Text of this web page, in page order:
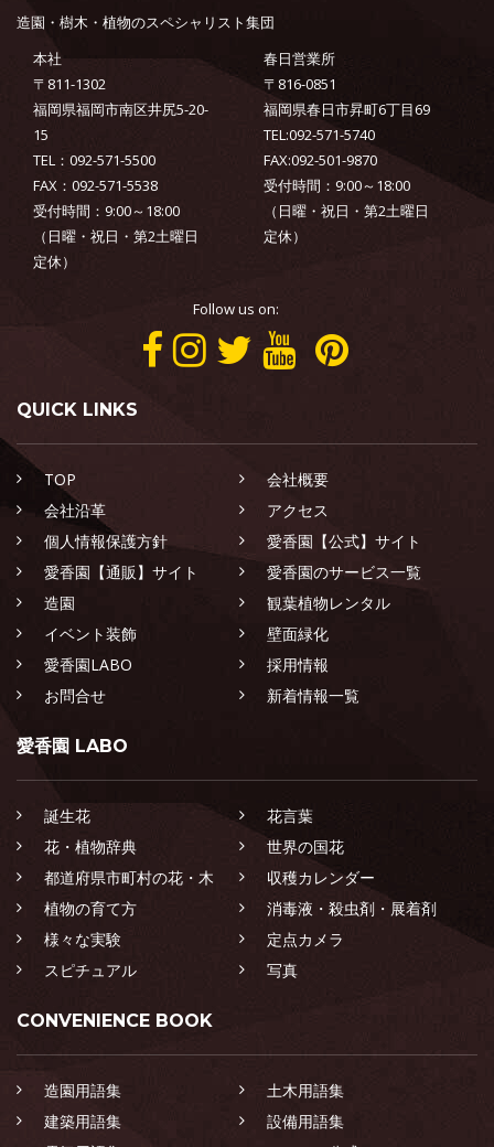
造園・樹木・植物のスペシャリスト集団
本社
〒811-1302
福岡県福岡市南区井尻5-20-
15
TEL：092-571-5500
FAX：092-571-5538
受付時間：9:00～18:00
（日曜・祝日・第2土曜日
定休）
春日営業所
〒816-0851
福岡県春日市昇町6丁目69
TEL:092-571-5740
FAX:092-501-9870
受付時間：9:00～18:00
（日曜・祝日・第2土曜日
定休）
Follow us on:
QUICK LINKS
TOP
会社概要
会社沿革
アクセス
個人情報保護方針
愛香園【公式】サイト
愛香園【通販】サイト
愛香園のサービス一覧
造園
観葉植物レンタル
イベント装飾
壁面緑化
愛香園LABO
採用情報
お問合せ
新着情報一覧
愛香園 LABO
誕生花
花言葉
花・植物辞典
世界の国花
都道府県市町村の花・木
収穫カレンダー
植物の育て方
消毒液・殺虫剤・展着剤
様々な実験
定点カメラ
スピチュアル
写真
CONVENIENCE BOOK
造園用語集
土木用語集
建築用語集
設備用語集